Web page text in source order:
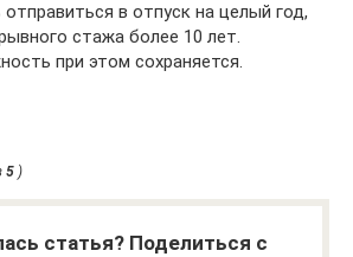
в отпуск на целый год,
стажа более 10 лет.
при этом сохраняется.
5 )
статья? Поделиться с